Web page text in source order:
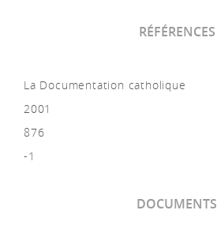
RÉFÉRENCES
La Documentation catholique
2001
876
-1
DOCUMENTS